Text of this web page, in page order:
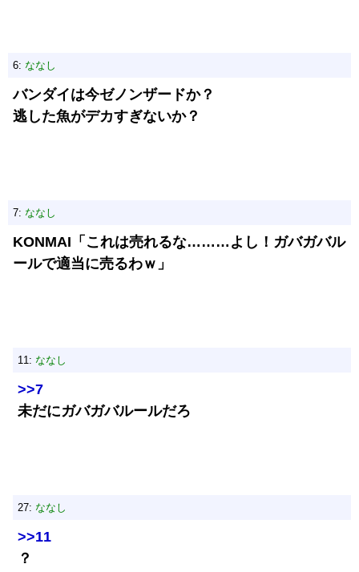
6: ななし
バンダイは今ゼノンザードか？
逃した魚がデカすぎないか？
7: ななし
KONMAI「これは売れるな………よし！ガバガバル
ールで適当に売るわｗ」
11: ななし
>>7
未だにガバガバルールだろ
27: ななし
>>11
？